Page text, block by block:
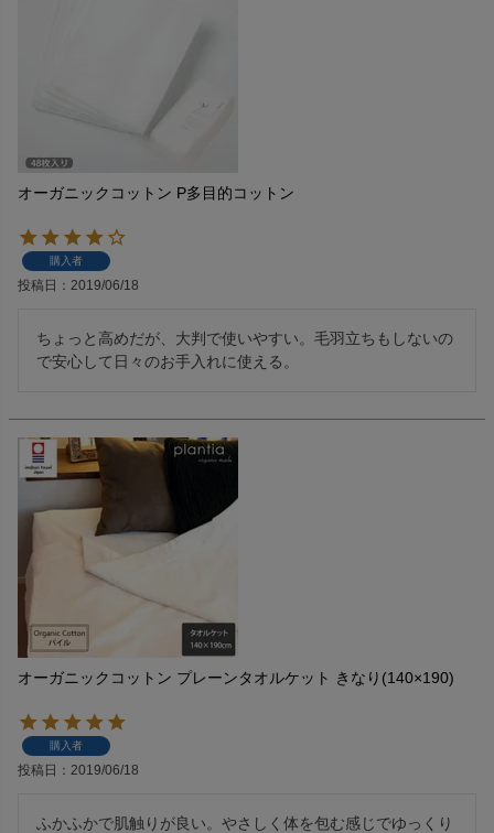
オーガニックコットン P多目的コットン
購入者
投稿日 2019/06/18
ちょっと高めだが、大判で使いやすい。毛羽立ちもしないの
で安心して日々のお手入れに使える。
オーガニックコットン プレーンタオルケット きなり(140×190)
購入者
投稿日 2019/06/18
ふかふかで肌触りが良い。やさしく体を包む感じでゆっくり